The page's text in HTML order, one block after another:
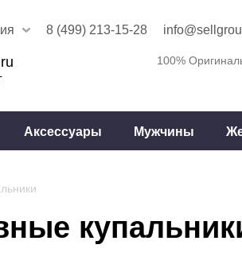
8 (499) 213-15-28
100%
Аксессуары Мужчины